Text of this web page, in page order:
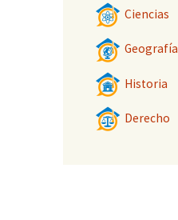
Ciencias
Geografía
Historia
Derecho